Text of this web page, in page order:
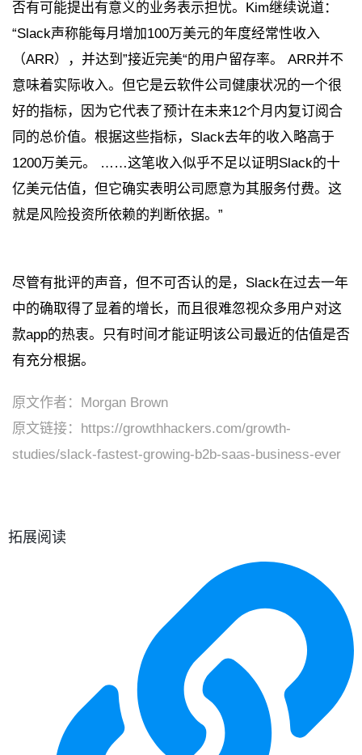
否有可能提出有意义的业务表示担忧。Kim继续说道：
“Slack声称能每月增加100万美元的年度经常性收入
（ARR），并达到”接近完美“的用户留存率。 ARR并不
意味着实际收入。但它是云软件公司健康状况的一个很
好的指标，因为它代表了预计在未来12个月内复订阅合
同的总价值。根据这些指标，Slack去年的收入略高于
1200万美元。 ……这笔收入似乎不足以证明Slack的十
亿美元估值，但它确实表明公司愿意为其服务付费。这
就是风险投资所依赖的判断依据。”
尽管有批评的声音，但不可否认的是，Slack在过去一年
中的确取得了显着的增长，而且很难忽视众多用户对这
款app的热衷。只有时间才能证明该公司最近的估值是否
有充分根据。
原文作者：Morgan Brown
原文链接：https://growthhackers.com/growth-
studies/slack-fastest-growing-b2b-saas-business-ever
拓展阅读